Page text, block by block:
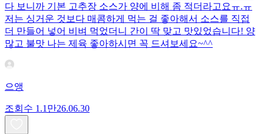
다 보니까 기본 고추장 소스가 양에 비해 좀 적더라고요ㅠ.ㅠ
저는 싱거운 것보다 매콤하게 먹는 걸 좋아해서 소스를 직접
더 만들어 넣어 비벼 먹었더니 간이 딱 맞고 맛있었습니다! 양
많고 불맛 나는 제육 좋아하시면 꼭 드셔보세요~^^
으앵
조회수 1.1만26.06.30